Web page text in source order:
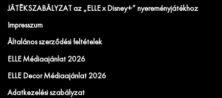
JÁTÉKSZABÁLYZAT az „ELLE x Disney+” nyereményjátékhoz
Impresszum
Általános szerződési feltételek
ELLE Médiaajánlat 2026
ELLE Decor Médiaajánlat 2026
Adatkezelési szabályzat